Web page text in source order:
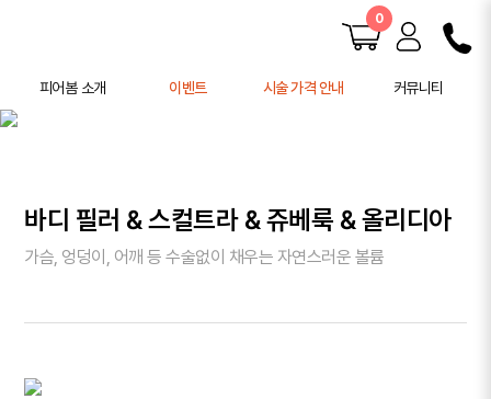
0
피어봄 소개 이벤트 시술 가격 안내 커뮤니티
주의사항 안내
바디 필러 & 스컬트라 & 쥬베룩 & 올리디아
가슴, 엉덩이, 어깨 등 수술없이 채우는 자연스러운 볼륨